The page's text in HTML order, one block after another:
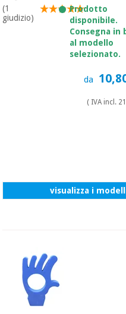
(1
giudizio)
Prodotto
disponibile.
Consegna in
al modello
selezionato.
da
( IVA incl.
visualizza i